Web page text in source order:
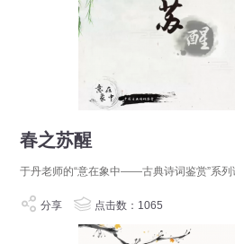
春之苏醒
于丹老师的“意在象中——古典诗词鉴赏”系列
分享 点击数：1065